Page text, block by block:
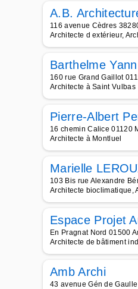
A.B.
116 avenue Cèdres
Architecte d extérieur,
Barthelme
160 rue Grand Gaillot
Architecte à Saint Vulbas
Pierre-Albert
16 chemin Calice 01120
Architecte à Montluel
Marielle
103 Bis rue Alexandre
Architecte bioclimatique,
Espace Projet
En Pragnat Nord 01500
Architecte de bâtiment
Amb Archi
43 avenue Gén de